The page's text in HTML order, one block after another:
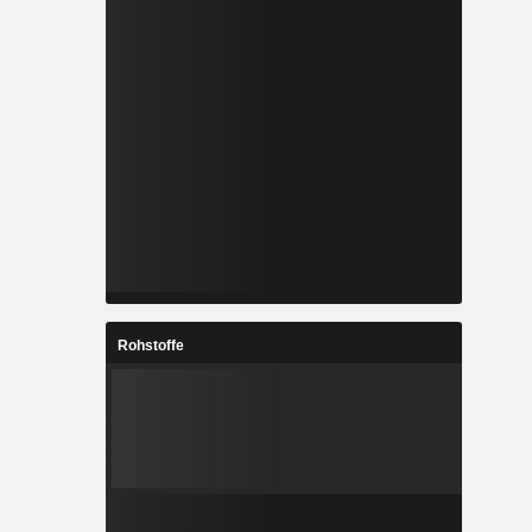
Rohstoffe